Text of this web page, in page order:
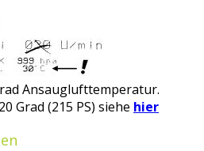
Ansauglufttemperatur.
Grad (215 PS) siehe hier